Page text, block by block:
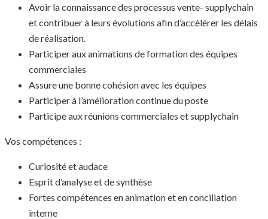
Avoir la connaissance des processus vente- supplychain
et contribuer à leurs évolutions afin d’accélérer les délais
de réalisation.
Participer aux animations de formation des équipes
commerciales
Assure une bonne cohésion avec les équipes
Participer à l’amélioration continue du poste
Participe aux réunions commerciales et supplychain
Vos compétences :
Curiosité et audace
Esprit d’analyse et de synthèse
Fortes compétences en animation et en conciliation
interne